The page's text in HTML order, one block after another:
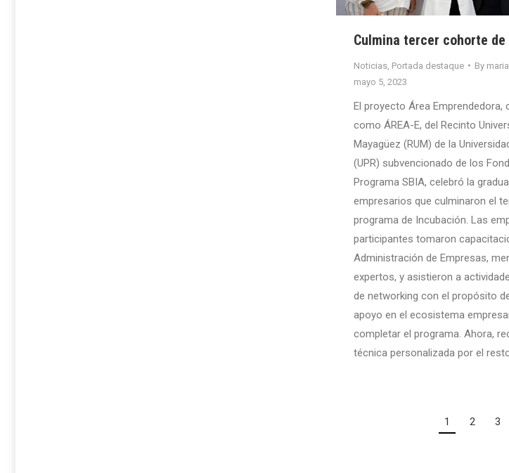
Culmina tercer cohorte de
Noticias Portada destaque By
mayo 5, 2023
El proyecto Área Emprendedora,
como ÁREA-E, del Recinto
Mayagüez (RUM) de la
(UPR) subvencionado de los
Programa SBIA, celebró la
empresarios que culminaron el
programa de Incubación. Las
participantes tomaron
Administración de Empresas,
expertos, y asistieron a
de networking con el propósito
apoyo en el ecosistema
completar el programa. Ahora,
técnica personalizada por el
1 2 3